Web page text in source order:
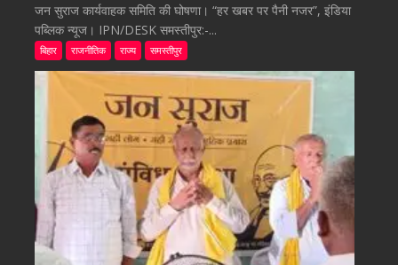
जन सुराज कार्यवाहक समिति की घोषणा। “हर खबर पर पैनी नजर”, इंडिया
पब्लिक न्यूज। IPN/DESK समस्तीपुर:-...
बिहार राजनीतिक राज्य समस्तीपुर